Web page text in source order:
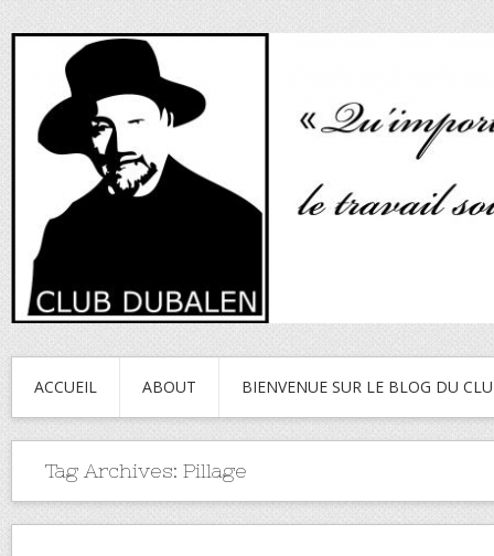
ACCUEIL ABOUT BIENVENUE SUR LE BLOG DU
Tag Archives: Pillage